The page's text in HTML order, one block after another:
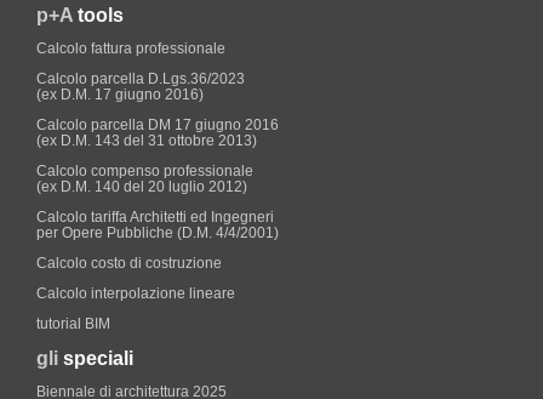
p+A tools
Calcolo fattura professionale
Calcolo parcella D.Lgs.36/2023
(ex D.M. 17 giugno 2016)
Calcolo parcella DM 17 giugno 2016
(ex D.M. 143 del 31 ottobre 2013)
Calcolo compenso professionale
(ex D.M. 140 del 20 luglio 2012)
Calcolo tariffa Architetti ed Ingegneri
per Opere Pubbliche (D.M. 4/4/2001)
Calcolo costo di costruzione
Calcolo interpolazione lineare
tutorial BIM
gli speciali
Biennale di architettura 2025